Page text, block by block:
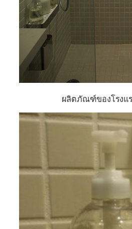
ผลิตภัณฑ์ของโรงแ